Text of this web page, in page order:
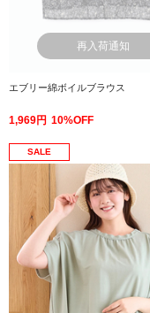
再入荷通知
エブリー綿ボイルブラウス
1,969円 10%OFF
SALE